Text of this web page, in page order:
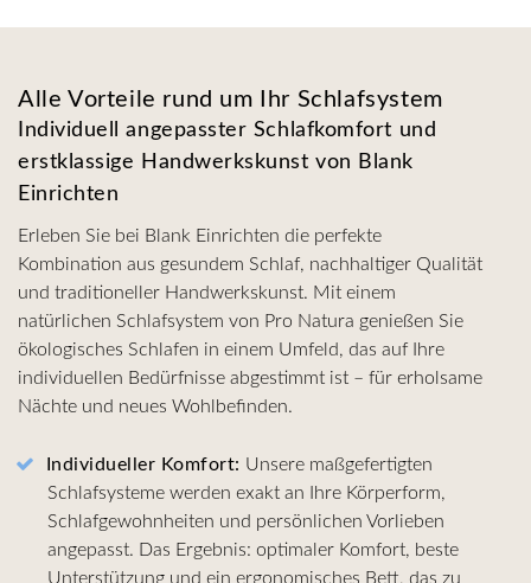
Alle Vorteile rund um Ihr Schlafsystem
Individuell angepasster Schlafkomfort und
erstklassige Handwerkskunst von Blank
Einrichten
Erleben Sie bei Blank Einrichten die perfekte
Kombination aus gesundem Schlaf, nachhaltiger Qualität
und traditioneller Handwerkskunst. Mit einem
natürlichen Schlafsystem von Pro Natura genießen Sie
ökologisches Schlafen in einem Umfeld, das auf Ihre
individuellen Bedürfnisse abgestimmt ist – für erholsame
Nächte und neues Wohlbefinden.
Individueller Komfort: Unsere maßgefertigten
Schlafsysteme werden exakt an Ihre Körperform,
Schlafgewohnheiten und persönlichen Vorlieben
angepasst. Das Ergebnis: optimaler Komfort, beste
Unterstützung und ein ergonomisches Bett, das zu